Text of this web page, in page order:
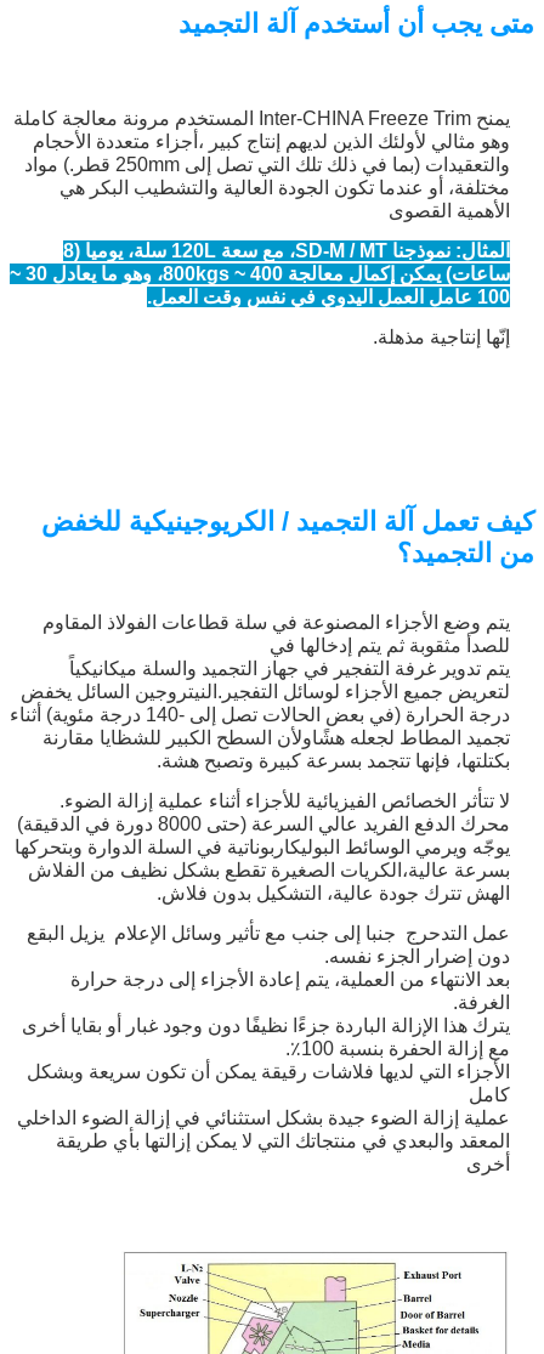
اترك رسالة
إرسال
متى يجب أن أستخدم آلة التجميد
يمنح Inter-CHINA Freeze Trim المستخدم مرونة معالجة كاملة
وهو مثالي لأولئك الذين لديهم إنتاج كبير ،أجزاء متعددة الأحجام
والتعقيدات (بما في ذلك تلك التي تصل إلى 250mm قطر.) مواد
مختلفة، أو عندما تكون الجودة العالية والتشطيب البكر هي
الأهمية القصوى
المثال: نموذجنا SD-M / MT، مع سعة 120L سلة، يوميا (8
ساعات) يمكن إكمال معالجة 400 ~ 800kgs، وهو ما يعادل 30 ~
100 عامل العمل اليدوي في نفس وقت العمل.
إنّها إنتاجية مذهلة.
كيف تعمل آلة التجميد / الكريوجينيكية للخفض
من التجميد؟
يتم وضع الأجزاء المصنوعة في سلة قطاعات الفولاذ المقاوم
للصدأ مثقوبة ثم يتم إدخالها في
يتم تدوير غرفة التفجير في جهاز التجميد والسلة ميكانيكياً
لتعريض جميع الأجزاء لوسائل التفجير.النيتروجين السائل يخفض
درجة الحرارة (في بعض الحالات تصل إلى -140 درجة مئوية) أثناء
تجميد المطاط لجعله هشًاولأن السطح الكبير للشظايا مقارنة
بكتلتها، فإنها تتجمد بسرعة كبيرة وتصبح هشة.
لا تتأثر الخصائص الفيزيائية للأجزاء أثناء عملية إزالة الضوء.
محرك الدفع الفريد عالي السرعة (حتى 8000 دورة في الدقيقة)
يوجّه ويرمي الوسائط البوليكاربوناتية في السلة الدوارة وبتحركها
بسرعة عالية،الكريات الصغيرة تقطع بشكل نظيف من الفلاش
الهش تترك جودة عالية، التشكيل بدون فلاش.
عمل التدحرج ‬ جنبا إلى جنب مع تأثير وسائل الإعلام ‬ يزيل البقع
دون إضرار الجزء نفسه.
بعد الانتهاء من العملية، يتم إعادة الأجزاء إلى درجة حرارة
الغرفة.
يترك هذا الإزالة الباردة جزءًا نظيفًا ‬دون وجود غبار أو بقايا أخرى
‬مع إزالة الحفرة بنسبة 100٪.
الأجزاء التي لديها فلاشات رقيقة يمكن أن تكون سريعة وبشكل
كامل
عملية إزالة الضوء جيدة بشكل استثنائي في إزالة الضوء الداخلي
المعقد والبعدي في منتجاتك التي لا يمكن إزالتها بأي طريقة
أخرى